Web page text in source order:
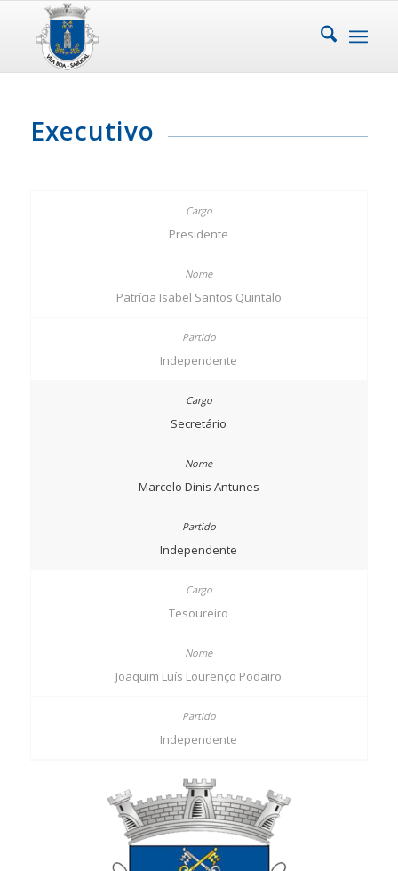
Executivo
Presidente
Patrícia Isabel Santos Quintalo
Independente
Secretário
Marcelo Dinis Antunes
Independente
Tesoureiro
Joaquim Luís Lourenço Podairo
Independente